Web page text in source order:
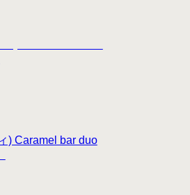
) Caramel bar duo